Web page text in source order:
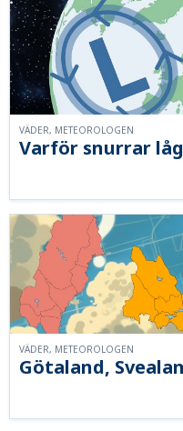
Varför snurrar
VÄDER, METEOROLOGEN
Götaland,
VÄDER, METEOROLOGEN